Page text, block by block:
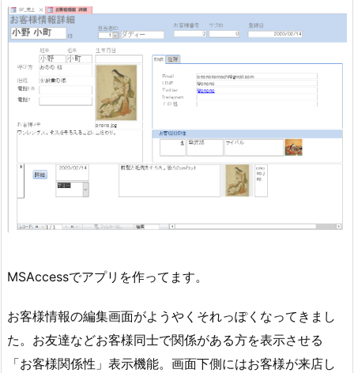
MSAccessでアプリを作ってます。
お客様情報の編集画面がようやくそれっぽくなってきまし
た。お友達などお客様同士で関係がある方を表示させる
「お客様関係性」表示機能。画面下側にはお客様が来店し